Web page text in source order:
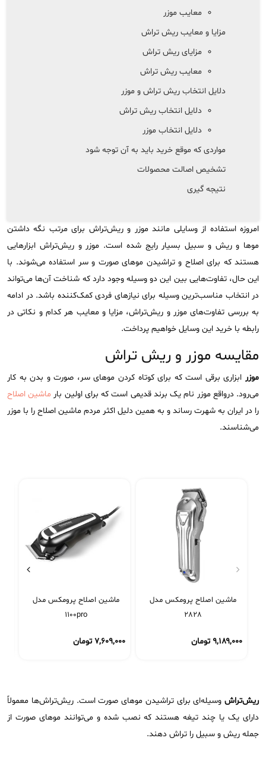
معایب موزر
مزایا و معایب ریش تراش
مزایای ریش تراش
معایب ریش تراش
دلایل انتخاب ریش تراش و موزر
دلایل انتخاب ریش تراش
دلایل انتخاب موزر
مواردی که موقع خرید باید به آن توجه شود
تشخیص اصالت محصولات
نتیجه گیری
امروزه استفاده از وسایلی مانند موزر و ریش‌تراش برای مرتب نگه داشتن
موها و ریش و سبیل بسیار رایج شده است. موزر و ریش‌تراش ابزارهایی
هستند که برای اصلاح و تراشیدن موهای صورت و سر استفاده می‌شوند. با
این حال، تفاوت‌هایی بین این دو وسیله وجود دارد که شناخت آن‌ها می‌تواند
در انتخاب مناسب‌ترین وسیله برای نیازهای فردی کمک‌کننده باشد. در ادامه
به بررسی تفاوت‌های موزر و ریش‌تراش، مزایا و معایب هر کدام و نکاتی در
رابطه با خرید این وسایل خواهیم پرداخت.
مقایسه موزر و ریش تراش
موزر ابزاری برقی است که برای کوتاه کردن موهای سر، صورت و بدن به کار
می‌رود. درواقع موزر نام یک برند قدیمی است که برای اولین بار ماشین اصلاح
را در ایران به شهرت رساند و به همین دلیل اکثر مردم ماشین اصلاح را با موزر
می‌شناسند.
ماشین اصلاح پرومکس مدل
2828
۹,۱۸۹,۰۰۰ تومان
ماشین اصلاح پرومکس مدل
1100pro
۷,۶۰۹,۰۰۰ تومان
ریش‌تراش وسیله‌ای برای تراشیدن موهای صورت است. ریش‌تراش‌ها معمولاً
دارای یک یا چند تیغه هستند که نصب شده و می‌توانند موهای صورت از
جمله ریش و سبیل را تراش دهند.